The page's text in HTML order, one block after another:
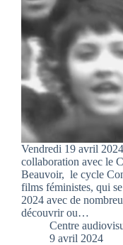
Vendredi 19 avril
collaboration avec le
Beauvoir, le cycle
films féministes, qui
2024 avec de
découvrir ou…
Centre
9 avril 2024